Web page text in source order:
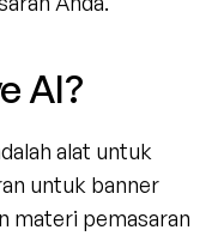
AI?
alat untuk
untuk banner
materi pemasaran